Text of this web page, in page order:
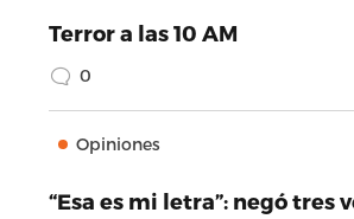
Terror a las 10 AM
0
Opiniones
“Esa es mi letra”: negó tres